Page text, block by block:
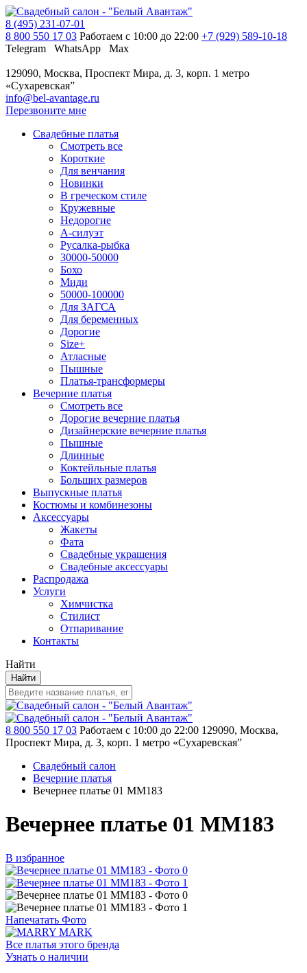
8 (495) 231-07-01
8 800 550 17 03 Работаем с 10:00 до 22:00 +7 (929) 589-10-18
Telegram
WhatsApp Max
129090, Москва, Проспект Мира, д. 3, корп. 1 метро
«Сухаревская”
info@bel-avantage.ru
Перезвоните мне
Свадебные платья
Смотреть все
Короткие
Для венчания
Новинки
В греческом стиле
Кружевные
Недорогие
А-силуэт
Русалка-рыбка
30000-50000
Бохо
Миди
50000-100000
Для ЗАГСА
Для беременных
Дорогие
Size+
Атласные
Пышные
Платья-трансформеры
Вечерние платья
Смотреть все
Дорогие вечерние платья
Дизайнерские вечерние платья
Пышные
Длинные
Коктейльные платья
Больших размеров
Выпускные платья
Костюмы и комбинезоны
Аксессуары
Жакеты
Фата
Свадебные украшения
Свадебные аксессуары
Распродажа
Услуги
Химчистка
Стилист
Отпаривание
Контакты
Найти
Найти
8 800 550 17 03 Работаем с 10:00 до 22:00 129090, Москва,
Проспект Мира, д. 3, корп. 1 метро «Сухаревская”
Свадебный салон
Вечерние платья
Вечернее платье 01 MM183
Вечернее платье 01 MM183
В избранное
Напечатать Фото
Все платья этого бренда
Узнать о наличии